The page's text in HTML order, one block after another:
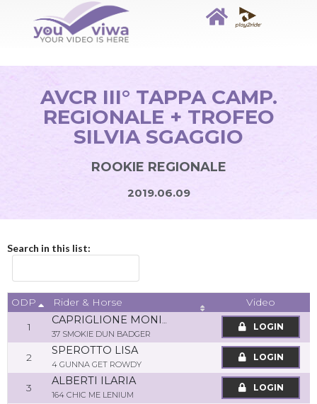
AVCR III° TAPPA CAMP.
REGIONALE + TROFEO
SILVIA SGAGGIO
ROOKIE REGIONALE
2019.06.09
Search in this list:
ODP Rider & Horse
Video
1
CAPRIGLIONE MONICA
37 SMOKIE DUN BADGER
LOGIN
2
SPEROTTO LISA
4 GUNNA GET ROWDY
LOGIN
3
ALBERTI ILARIA
164 CHIC ME LENIUM
LOGIN